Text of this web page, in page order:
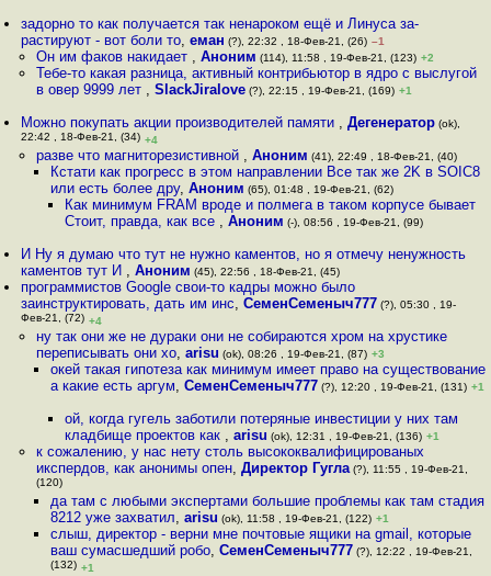
задорно то как получается так ненароком ещё и Линуса за-
растируют - вот боли то,еман (?), 22:32 , 18-Фев-21, (26) –1
Он им факов накидает , Аноним (114), 11:58 , 19-Фев-21, (123) +2
Тебе-то какая разница, активный контрибьютор в ядро с выслугой
в овер 9999 лет , SlackJiralove(?), 22:15 , 19-Фев-21, (169) +1
Можно покупать акции производителей памяти ,Дегенератор (ok),
22:42 , 18-Фев-21, (34) +4
разве что магниторезистивной , Аноним (41), 22:49 , 18-Фев-21, (40)
Кстати как прогресс в этом направлении Все так же 2K в SOIC8
или есть более дру, Аноним (65), 01:48 , 19-Фев-21, (62)
Как минимум FRAM вроде и полмега в таком корпусе бывает
Стоит, правда, как все ,Аноним (-), 08:56 , 19-Фев-21, (99)
И Ну я думаю что тут не нужно каментов, но я отмечу ненужность
каментов тут И ,Аноним (45), 22:56 , 18-Фев-21, (45)
программистов Google свои-то кадры можно было
заинструктировать, дать им инс,СеменСеменыч777 (?), 05:30 , 19-
Фев-21, (72) +4
ну так они же не дураки они не собираются хром на хрустике
переписывать они хо, arisu (ok), 08:26 , 19-Фев-21, (87) +3
окей такая гипотеза как минимум имеет право на существование
а какие есть аргум, СеменСеменыч777(?), 12:20 , 19-Фев-21, (131) +1
ой, когда гугель заботили потеряные инвестиции у них там
кладбище проектов как ,arisu (ok), 12:31 , 19-Фев-21, (136) +1
к сожалению, у нас нету столь высококвалифицированых
икспердов, как анонимы опен, Директор Гугла(?), 11:55 , 19-Фев-21,
(120)
да там с любыми экспертами большие проблемы как там стадия
8212 уже захватил, arisu (ok), 11:58 , 19-Фев-21, (122) +1
слыш, директор - верни мне почтовые ящики на gmail, которые
ваш сумасшедший робо, СеменСеменыч777(?), 12:22 , 19-Фев-21,
(132) +1